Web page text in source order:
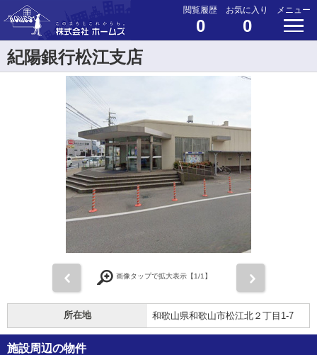
閲覧履歴
0
お気に入り
0
メニュー
紀陽銀行松江支店
画像タップで拡大表示【1/1】
所在地 和歌山県和歌山市松江北２丁目1-7
施設周辺の物件